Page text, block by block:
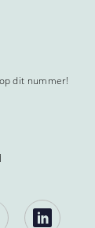
dit nummer!